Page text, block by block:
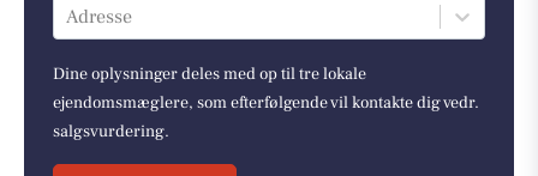
Adresse
Dine oplysninger deles med op til tre lokale
ejendomsmæglere, som efterfølgende vil kontakte dig vedr.
salgsvurdering.